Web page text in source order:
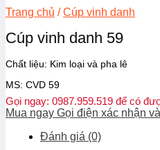
Trang chủ / Cúp vinh danh
Cúp vinh danh 59
Chất liệu: Kim loại và pha lê
MS: CVD 59
Gọi ngay: 0987.959.519 để có
Mua ngay Gọi điện xác nhận
Đánh giá (0)